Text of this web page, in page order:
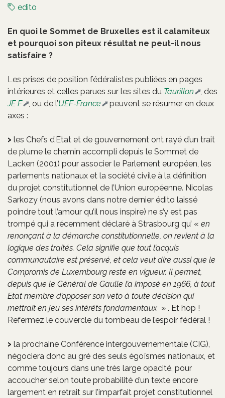
edito
En quoi le Sommet de Bruxelles est il calamiteux
et pourquoi son piteux résultat ne peut-il nous
satisfaire ?
Les prises de position fédéralistes publiées en pages
intérieures et celles parues sur les sites du Taurillon
, des
JE F
, ou de l’UEF-France
peuvent se résumer en deux
axes :
les Chefs d’Etat et de gouvernement ont rayé d’un trait
de plume le chemin accompli depuis le Sommet de
Lacken (2001) pour associer le Parlement européen, les
parlements nationaux et la société civile à la définition
du projet constitutionnel de l’Union européenne. Nicolas
Sarkozy (nous avons dans notre dernier édito laissé
poindre tout l’amour qu’il nous inspire) ne s’y est pas
trompé qui a récemment déclaré à Strasbourg qu’ « en
renonçant à la démarche constitutionnelle, on revient à la
logique des traités. Cela signifie que tout l’acquis
communautaire est préservé, et cela veut dire aussi que le
Compromis de Luxembourg reste en vigueur. Il permet,
depuis que le Général de Gaulle l’a imposé en 1966, à tout
Etat membre d’opposer son veto à toute décision qui
mettrait en jeu ses intérêts fondamentaux » . Et hop !
Refermez le couvercle du tombeau de l’espoir fédéral !
la prochaine Conférence intergouvernementale (CIG),
négociera donc au gré des seuls égoïsmes nationaux, et
comme toujours dans une très large opacité, pour
accoucher selon toute probabilité d’un texte encore
largement en retrait sur l’imparfait projet constitutionnel